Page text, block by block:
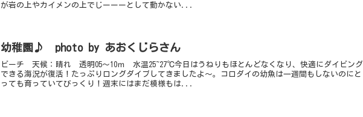
が岩の上やカイメンの上でじーーーとして動かない...
幼稚園♪ photo by あおくじらさん
ビーチ 天候：晴れ 透明05～10ｍ 水温25~27℃今日はうねりもほとんどなくなり、快適にダイビング
できる海況が復活！たっぷりロングダイブしてきましたよ～。コロダイの幼魚は一週間もしないのにと
っても育っていてびっくり！週末にはまだ模様もは...